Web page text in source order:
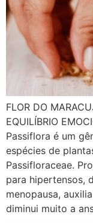
FLOR DO
EQUILÍBRIO
Passiflora é um
espécies de
Passifloraceae.
para hipertensos,
menopausa,
diminui muito a